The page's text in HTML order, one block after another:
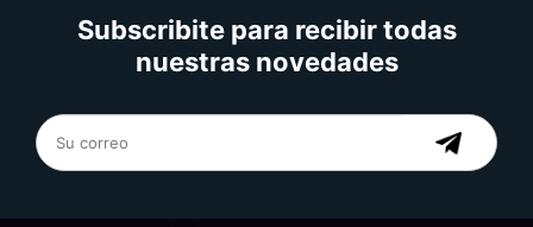
Subscribite para recibir todas
nuestras novedades